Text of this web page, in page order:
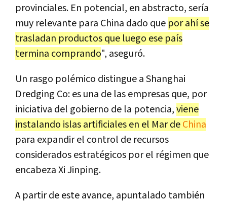
provinciales. En potencial, en abstracto, sería
muy relevante para China dado que por ahí se
trasladan productos que luego ese país
termina comprando", aseguró.
Un rasgo polémico distingue a Shanghai
Dredging Co: es una de las empresas que, por
iniciativa del gobierno de la potencia,viene
instalando islas artificiales en el Mar deChina
para expandir el control de recursos
considerados estratégicos por el régimen que
encabeza Xi Jinping.
A partir de este avance, apuntalado también